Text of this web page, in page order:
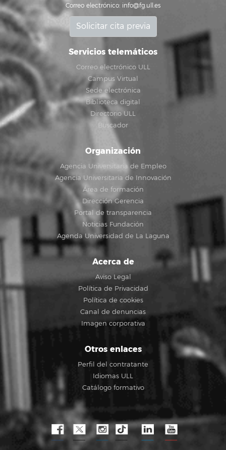
Correo electrónico: info@fg.ull.es
Solicitar cita previa
Servicios telemáticos
Correo electrónico ULL
Campus Virtual
Sede electrónica
Biblioteca digital
Directorio ULL
Buscador
Organización
Agencia Universitaria de Empleo
Agencia Universitaria de Innovación
Área de formación
Dirección Gerencia
Portal de transparencia
Noticias Fundación
Agenda Universidad de La Laguna
Acerca de
Aviso Legal
Política de Privacidad
Política de cookies
Canal de denuncias
Imagen corporativa
Otros enlaces
Perfil del contratante
Idiomas ULL
Catálogo formativo